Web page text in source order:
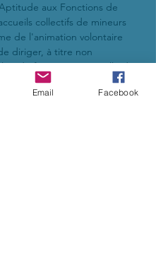
aux Fonctions de
collectifs de mineurs
de l'animation volontaire
diriger, à titre non
et de façon occasionnelle des
de mineurs.
Email Facebook